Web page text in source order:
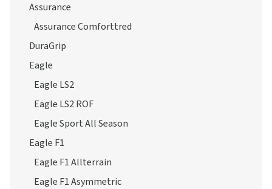
Assurance
Assurance Comforttred
DuraGrip
Eagle
Eagle LS2
Eagle LS2 ROF
Eagle Sport All Season
Eagle F1
Eagle F1 Allterrain
Eagle F1 Asymmetric